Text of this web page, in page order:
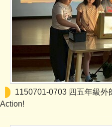
1150701-0703 四五年級外
Action!